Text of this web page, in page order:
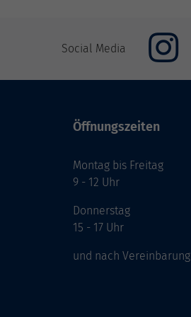
Social Media
Öffnungszeiten
Montag bis Freitag
9 - 12 Uhr
Donnerstag
15 - 17 Uhr
und nach Vereinbarung